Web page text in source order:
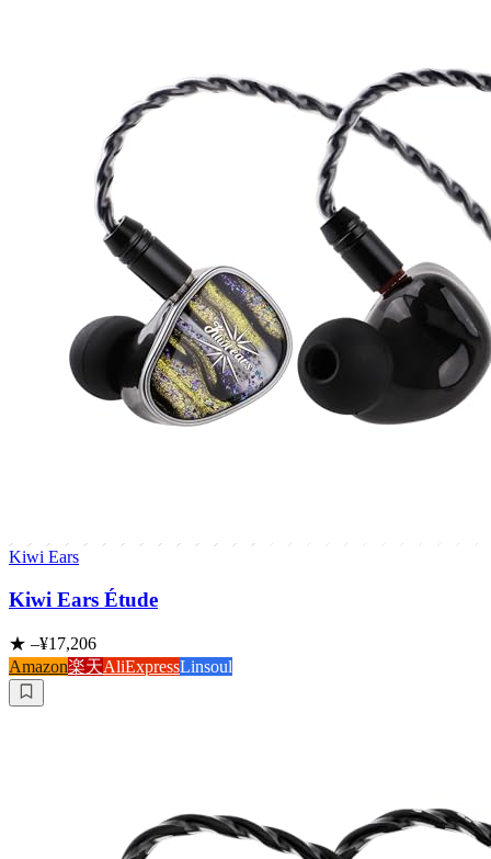
Kiwi Ears
Kiwi Ears Étude
★ –¥17,206
Amazon楽天AliExpressLinsoul